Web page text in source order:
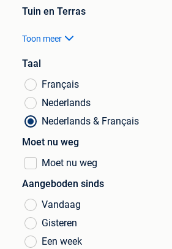
Tuin en Terras
Toon meer
Taal
Français
Nederlands
Nederlands & Français
Moet nu weg
Moet nu weg
Aangeboden sinds
Vandaag
Gisteren
Een week